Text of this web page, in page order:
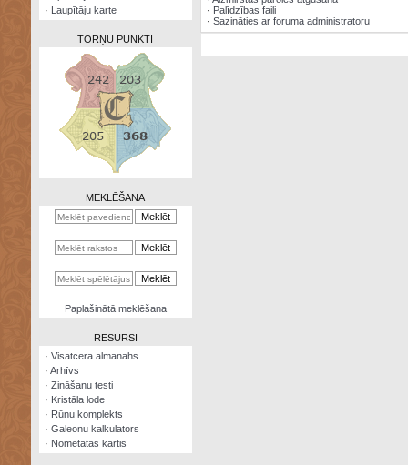
kalkulators
· Laupītāju karte
TORŅU PUNKTI
MEKLĒŠANA
Paplašinātā meklēšana
RESURSI
· Visatcera almanahs
· Arhīvs
· Zināšanu testi
· Kristāla lode
· Rūnu komplekts
· Galeonu kalkulators
· Nomētātās kārtis
· Palīdzības faili
· Sazināties ar foruma administratoru